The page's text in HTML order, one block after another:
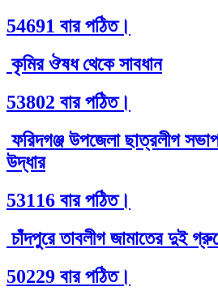
54691 বার পঠিত।
কৃমির ঔষধ থেকে সাবধান
53802 বার পঠিত।
ফরিদগঞ্জ উপজেলা ছাত্রলীগ
উদ্ধার
53116 বার পঠিত।
চাঁদপুরে তাবলীগ জামাতের দুই
50229 বার পঠিত।